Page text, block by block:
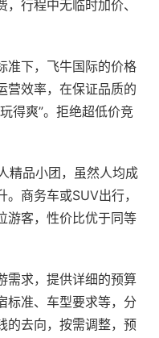
行程中无临时加价、
准下，飞牛国际的价格
营效率，在保证品质的
得爽”。拒绝超低价竞
精品小团，虽然人均成
商务车或SUV出行，
游客，性价比优于同等
需求，提供详细的预算
标准、车型要求等，分
的去向，按需调整，预